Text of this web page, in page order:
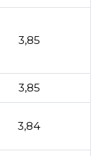
3,85
3,85
3,84